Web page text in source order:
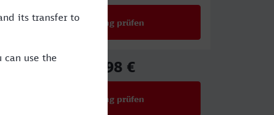
Verbindung prüfen
72,98 €
Verbindung prüfen